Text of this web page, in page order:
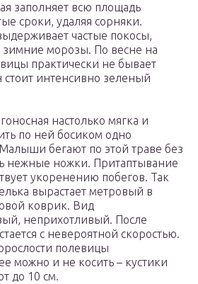
заполняет всю площадь
сроки, удаляя сорняки.
частые покосы,
зимние морозы. По весне на
практически не бывает
интенсивно зеленый
настолько мягка и
по ней босиком одно
бегают по этой траве без
нежные ножки. Притаптывание
укоренению побегов. Так
вырастает метровый в
коврик. Вид
неприхотливый. После
с невероятной скоростью.
полевицы
можно и не косить – кустики
до 10 см.